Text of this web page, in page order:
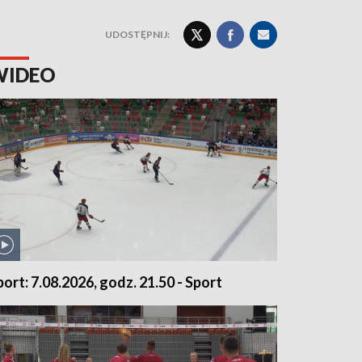
UDOSTĘPNIJ:
7.08.2026, godz. 21.50 - Sport